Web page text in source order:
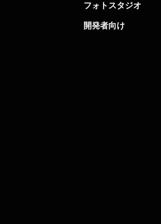
フォトスタジオ
開発者向け